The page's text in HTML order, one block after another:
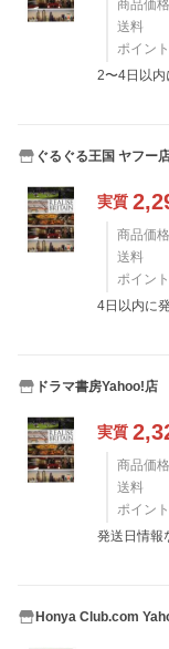
商品価格
送料
ポイント
2〜4日以内
ぐるぐる王国 ヤフー
実質
商品価格
送料
ポイント
4日以内に
ドラマ書房Yahoo!店
実質
商品価格
送料
ポイント
発送日情報
Honya Club.com